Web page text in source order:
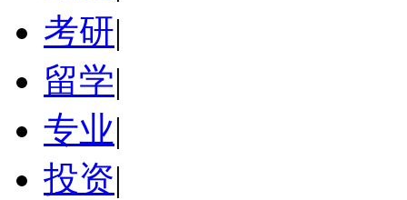
考研|
留学|
专业|
投资|